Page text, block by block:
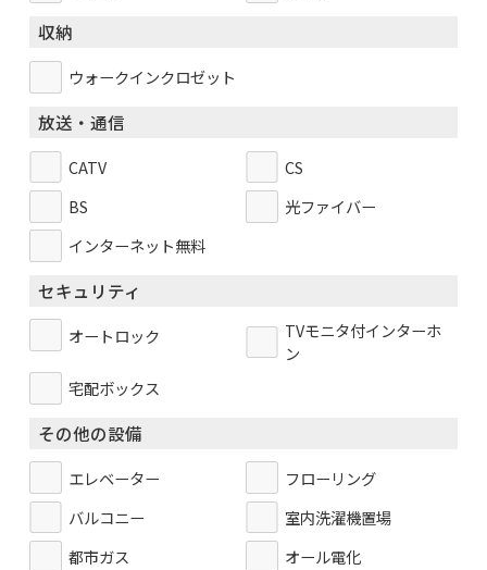
収納
ウォークインクロゼット
放送・通信
CATV
CS
BS
光ファイバー
インターネット無料
セキュリティ
オートロック
TVモニタ付インターホ
ン
宅配ボックス
その他の設備
エレベーター
フローリング
バルコニー
室内洗濯機置場
都市ガス
オール電化